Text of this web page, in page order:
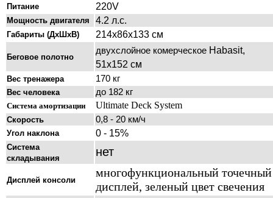
Питание 220V
Мощность двигателя 4.2 л.с.
Габариты (ДхШхВ) 214х86х133 см
Беговое полотно
двухслойное комерческое Habasit,
51х152 см
Вес тренажера 170 кг
Вес человека до 182 кг
Система амортизации Ultimate Deck System
Скорость 0,8 - 20 км/ч
Угол наклона 0 - 15%
Система
складывания
нет
Дисплей консоли
многофункциональный
дисплей, зеленый цвет свечения